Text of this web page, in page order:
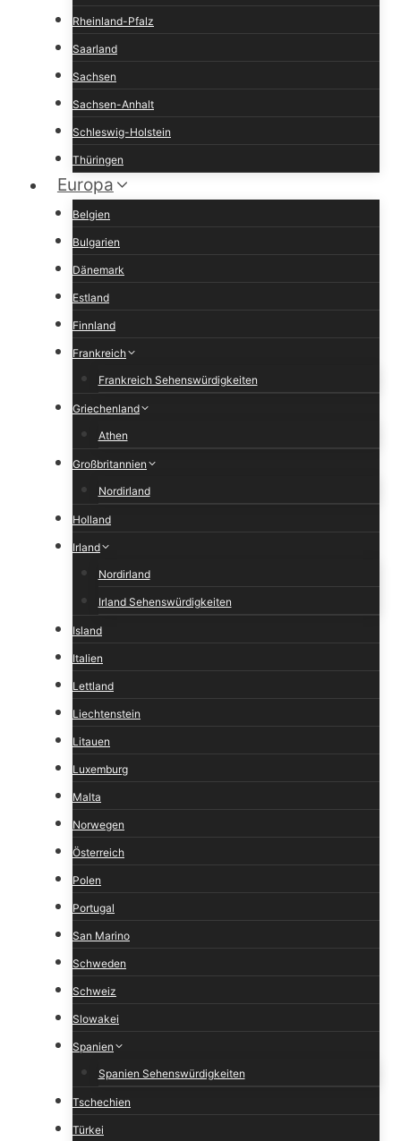
Rheinland-Pfalz
Saarland
Sachsen
Sachsen-Anhalt
Schleswig-Holstein
Thüringen
Europa
Belgien
Bulgarien
Dänemark
Estland
Finnland
Frankreich
Frankreich Sehenswürdigkeiten
Griechenland
Athen
Großbritannien
Nordirland
Holland
Irland
Nordirland
Irland Sehenswürdigkeiten
Island
Italien
Lettland
Liechtenstein
Litauen
Luxemburg
Malta
Norwegen
Österreich
Polen
Portugal
San Marino
Schweden
Schweiz
Slowakei
Spanien
Spanien Sehenswürdigkeiten
Tschechien
Türkei